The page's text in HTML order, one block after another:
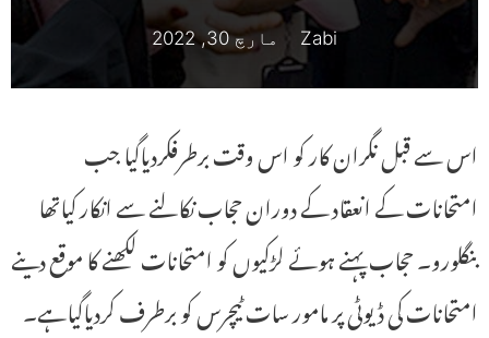
Zabi مارچ 30, 2022
اس سے قبل نگران کار کو اس وقت برطرفکردیاگیا جب
امتحانات کے انعقاد کے دوران حجاب نکالنے سے انکار کیاتھا
بنگلورو۔ حجاب پہنے ہوئے لڑکیوں کو امتحانات لکھنے کا موقع دینے
امتحانات کی ڈیوٹی پر مامور سات ٹیچرس کو برطرف کردیاگیاہے۔